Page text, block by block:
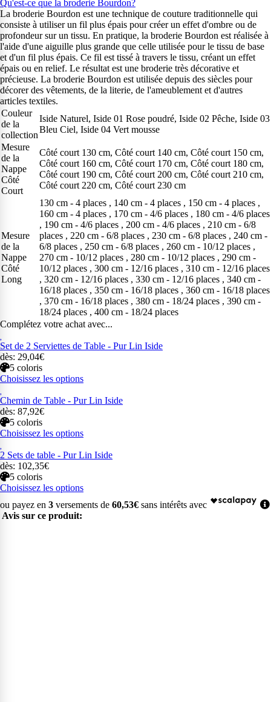
Qu'est-ce que la broderie Bourdon?
La broderie Bourdon est une technique de couture traditionnelle qui
consiste à utiliser un fil plus épais pour créer un effet d'ombre ou de
profondeur sur un tissu. En pratique, la broderie Bourdon est réalisée à
l'aide d'une aiguille plus grande que celle utilisée pour le tissu de base
et d'un fil plus épais. Ce fil est tissé à travers le tissu, créant un effet
épais ou en relief. Le résultat est une broderie très décorative et
précieuse. La broderie Bourdon est utilisée depuis des siècles pour
décorer des vêtements, de la literie, de l'ameublement et d'autres
articles textiles.
Couleur
de la
collection
Iside Naturel, Iside 01 Rose poudré, Iside 02 Pêche, Iside 03
Bleu Ciel, Iside 04 Vert mousse
Mesure
de la
Nappe
Côté
Court
Côté court 130 cm, Côté court 140 cm, Côté court 150 cm,
Côté court 160 cm, Côté court 170 cm, Côté court 180 cm,
Côté court 190 cm, Côté court 200 cm, Côté court 210 cm,
Côté court 220 cm, Côté court 230 cm
Mesure
de la
Nappe
Côté
Long
130 cm - 4 places , 140 cm - 4 places , 150 cm - 4 places ,
160 cm - 4 places , 170 cm - 4/6 places , 180 cm - 4/6 places
, 190 cm - 4/6 places , 200 cm - 4/6 places , 210 cm - 6/8
places , 220 cm - 6/8 places , 230 cm - 6/8 places , 240 cm -
6/8 places , 250 cm - 6/8 places , 260 cm - 10/12 places ,
270 cm - 10/12 places , 280 cm - 10/12 places , 290 cm -
10/12 places , 300 cm - 12/16 places , 310 cm - 12/16 places
, 320 cm - 12/16 places , 330 cm - 12/16 places , 340 cm -
16/18 places , 350 cm - 16/18 places , 360 cm - 16/18 places
, 370 cm - 16/18 places , 380 cm - 18/24 places , 390 cm -
18/24 places , 400 cm - 18/24 places
Complétez votre achat avec...
Set de 2 Serviettes de Table - Pur Lin Iside
dès: 29,04€
5 coloris
Choisissez les options
Chemin de Table - Pur Lin Iside
dès: 87,92€
5 coloris
Choisissez les options
2 Sets de table - Pur Lin Iside
dès: 102,35€
5 coloris
Choisissez les options
ou payez en 3 versements de 60,53€ sans intérêts avec
Avis sur ce produit: